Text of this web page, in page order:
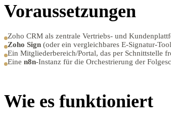
Voraussetzungen
Zoho CRM als zentrale Vertriebs- und
Zoho Sign (oder ein vergleichbares E-Signatur-
Ein Mitgliederbereich/Portal, das per Schnittstelle
Eine n8n-Instanz für die Orchestrierung der
Wie es funktioniert